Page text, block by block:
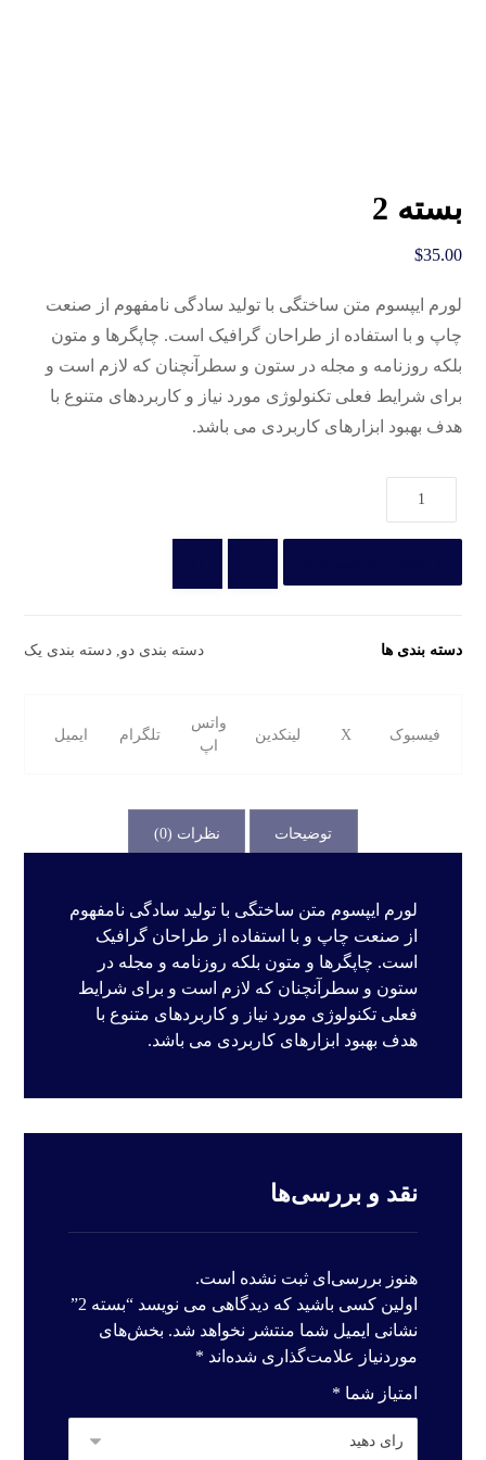
بسته 2
$35.00
لورم ایپسوم متن ساختگی با تولید سادگی نامفهوم از صنعت
چاپ و با استفاده از طراحان گرافیک است. چاپگرها و متون
بلکه روزنامه و مجله در ستون و سطرآنچنان که لازم است و
برای شرایط فعلی تکنولوژی مورد نیاز و کاربردهای متنوع با
هدف بهبود ابزارهای کاربردی می باشد.
دسته بندی ها دسته بندی دو دسته بندی یک
فیسبوک X لینکدین
واتس
اپ
تلگرام ایمیل
توضیحات نظرات (0)
لورم ایپسوم متن ساختگی با تولید سادگی نامفهوم
از صنعت چاپ و با استفاده از طراحان گرافیک
است. چاپگرها و متون بلکه روزنامه و مجله در
ستون و سطرآنچنان که لازم است و برای شرایط
فعلی تکنولوژی مورد نیاز و کاربردهای متنوع با
هدف بهبود ابزارهای کاربردی می باشد.
نقد و بررسی‌ها
هنوز بررسی‌ای ثبت نشده است.
اولین کسی باشید که دیدگاهی می نویسد “بسته 2”
نشانی ایمیل شما منتشر نخواهد شد. بخش‌های
موردنیاز علامت‌گذاری شده‌اند *
امتیاز شما *